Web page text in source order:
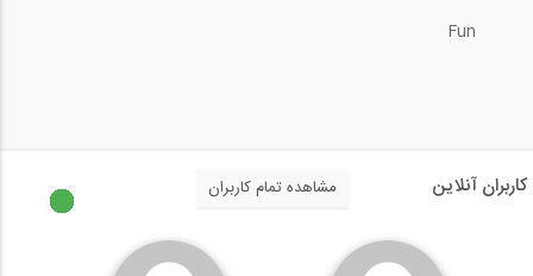
Fun
کاربران آنلاین مشاهده تمام کاربران